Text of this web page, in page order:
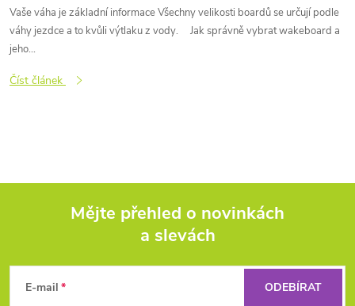
Vaše váha je základní informace Všechny velikosti boardů se určují podle
váhy jezdce a to kvůli výtlaku z vody. Jak správně vybrat wakeboard a
jeho...
Číst článek
Mějte přehled o novinkách
a slevách
E-mail ODEBÍRAT